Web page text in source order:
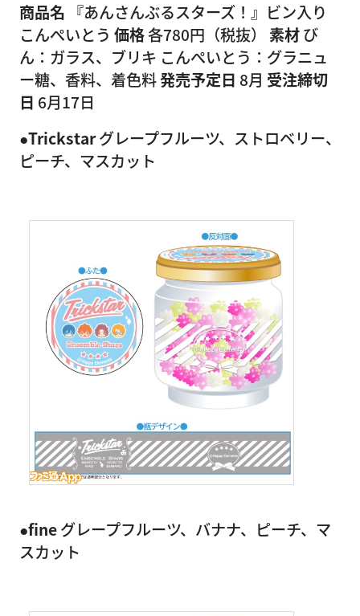
商品名 『あんさんぶるスターズ！』ビン入り
こんぺいとう 価格各780円（税抜） 素材び
ん：ガラス、ブリキ こんぺいとう：グラニュ
ー糖、香料、着色料発売予定日 8月 受注締切
日 6月17日
●Trickstarグレープフルーツ、ストロベリー、
ピーチ、マスカット
●fineグレープフルーツ、バナナ、ピーチ、マ
スカット